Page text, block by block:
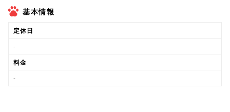
基本情報
定休日
-
料金
-